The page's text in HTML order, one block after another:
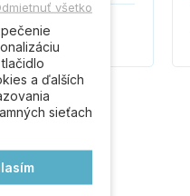
do 1800 °C
všetko
a ďalších
sieťach